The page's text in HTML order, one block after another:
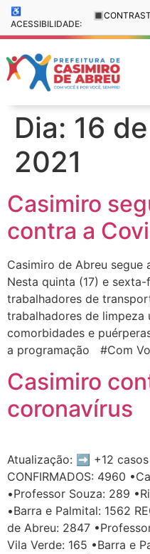
♿
ACESSIBILIDADE:
🔳
Dia: 16
2021
Casimiro
contra a
Casimiro de Abreu segue
Nesta quinta (17) e
trabalhadores de
trabalhadores de limpeza
comorbidades e
a programação #Com
Casimiro
coronavírus
Atualização: ➡️ +12
CONFIRMADOS: 4960
•Professor Souza: 289
•Barra e Palmital: 1562
de Abreu: 2847
Vila Verde: 165 •Barra e